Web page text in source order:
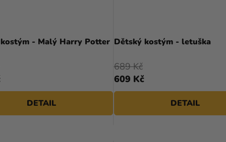
- Malý Harry Potter
DETAIL
Dětský kostým - letuška
hodnocení
5
hvězdiček.
609 Kč
689 Kč
DETAIL